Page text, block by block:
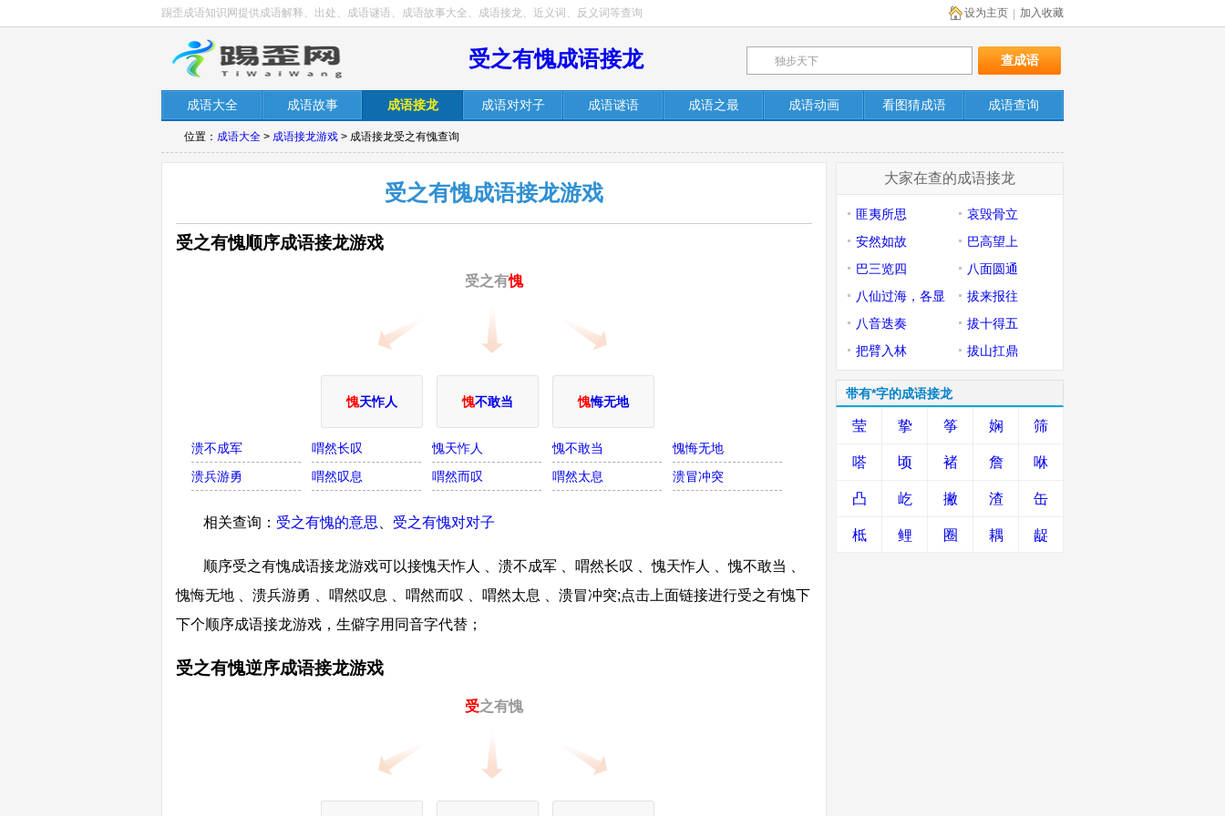
踢歪成语知识网提供成语解释、出处、成语谜语、成语故事大全、成语接龙、近义词、反义词等查询 加入收藏
设为主页
受之有愧成语接龙
成语大全 成语故事 成语接龙 成语对对子 成语谜语 成语之最 成语动画 看图猜成语 成语查询
位置： 成语大全 > 成语接龙游戏 > 成语接龙受之有愧查询
受之有愧成语接龙游戏
受之有愧顺序成语接龙游戏
受之有愧
愧天怍人 愧不敢当 愧悔无地
溃不成军 喟然长叹 愧天怍人 愧不敢当
愧悔无地
溃兵游勇
喟然叹息 喟然而叹 喟然太息 溃冒冲突
相关查询： 受之有愧的意思 受之有愧对对子
顺序受之有愧成语接龙游戏可以接愧天怍人 、溃不成军 、喟然长叹 、愧天怍人 、愧不敢当 、
愧悔无地 、溃兵游勇 、喟然叹息 、喟然而叹 、喟然太息 、溃冒冲突;点击上面链接进行受之有愧下
下个顺序成语接龙游戏，生僻字用同音字代替；
受之有愧逆序成语接龙游戏
受之有愧
大家在查的成语接龙
匪夷所思
哀毁骨立
安然如故
巴高望上
巴三览四
八面圆通
八仙过海，各显
神通
拔来报往
八音迭奏
拔十得五
把臂入林
拔山扛鼎
带有*字的成语接龙
莹 挚 筝 娴 筛
嗒 顷 褚 詹 咻
凸 屹 撇 渣 缶
柢 鲤 圈 耦 龊